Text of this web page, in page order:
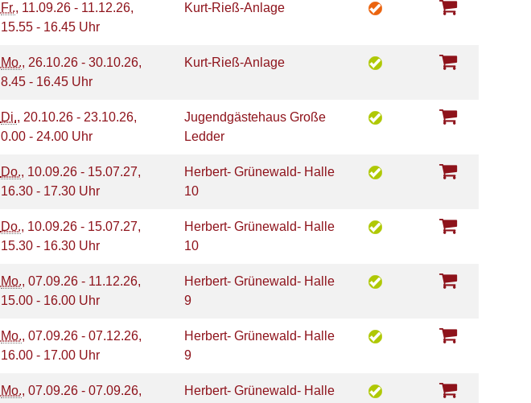
Fr., 11.09.26 - 11.12.26,
15.55 - 16.45 Uhr
Kurt-Rieß-Anlage
Mo., 26.10.26 - 30.10.26,
8.45 - 16.45 Uhr
Kurt-Rieß-Anlage
Di., 20.10.26 - 23.10.26,
0.00 - 24.00 Uhr
Jugendgästehaus Große
Ledder
Do., 10.09.26 - 15.07.27,
16.30 - 17.30 Uhr
Herbert- Grünewald- Halle
10
Do., 10.09.26 - 15.07.27,
15.30 - 16.30 Uhr
Herbert- Grünewald- Halle
10
Mo., 07.09.26 - 11.12.26,
15.00 - 16.00 Uhr
Herbert- Grünewald- Halle
9
Mo., 07.09.26 - 07.12.26,
16.00 - 17.00 Uhr
Herbert- Grünewald- Halle
9
Mo., 07.09.26 - 07.09.26,
Herbert- Grünewald- Halle